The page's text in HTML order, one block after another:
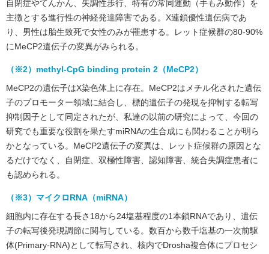
自閉症やてんかん、失調性歩行、特有の常同運動（手もみ動作）を
主徴とする進行性の神経発達障害である。X連鎖優性遺伝病であ
り、男性は胎生致死で女性のみが罹患する。レット症候群の80-90%
にMeCP2遺伝子の変異がみられる。
（※2）methyl-CpG binding protein 2（MeCP2）
MeCP2の遺伝子はX染色体上に存在。MeCP2はメチル化された遺伝
子のプロモーター領域に結合し、標的遺伝子の発現を抑制する転写
抑制因子として同定されたが、私達の以前の研究によって、今回の
研究でも重要な役割を果たすmiRNAの生合成にも関わることが明ら
かとなっている。MeCP2遺伝子の変異は、レット症候群の原因とな
るだけでなく、自閉症、双極性障害、認知障害、統合失調症患者に
も認められる。
（※3）マイクロRNA（miRNA）
細胞内に存在する長さ18から24塩基程度の1本鎖RNAであり、遺伝
子の転写後発現調節に関与している。数百から数千塩基の一次前駆
体(Primary-RNA)として転写され、核内でDrosha複合体にプロセシ